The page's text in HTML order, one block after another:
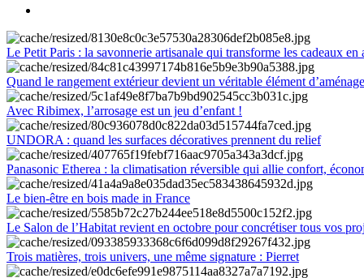
Le Petit Paris : la savonnerie artisanale qui transforme les cadeaux en
Quand le rangement extérieur devient un véritable élément
Avec Ribimex, l’arrosage est un jeu d’enfant !
UNDORA : quand les surfaces décoratives prennent du relief
Panasonic Etherea : la climatisation réversible qui allie confort,
Le bien-être en bois made in France
Le Salon de l’Habitat revient en octobre pour concrétiser tous vos
Trois matières, trois univers, une même signature : Pierret